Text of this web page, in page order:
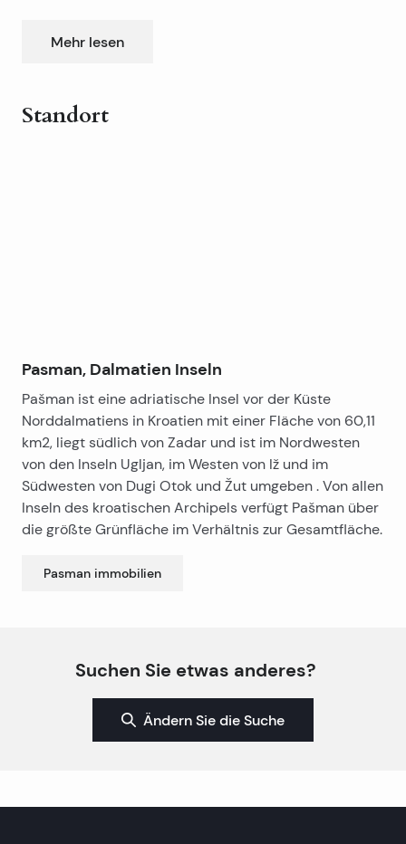
Mehr lesen
Standort
Pasman, Dalmatien Inseln
Pašman ist eine adriatische Insel vor der Küste
Norddalmatiens in Kroatien mit einer Fläche von 60,11
km2, liegt südlich von Zadar und ist im Nordwesten
von den Inseln Ugljan, im Westen von Iž und im
Südwesten von Dugi Otok und Žut umgeben . Von allen
Inseln des kroatischen Archipels verfügt Pašman über
die größte Grünfläche im Verhältnis zur Gesamtfläche.
Pasman immobilien
Suchen Sie etwas anderes?
Ändern Sie die Suche